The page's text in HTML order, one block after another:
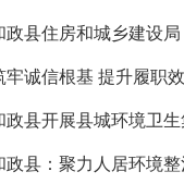
政县住房和城乡建设
牢诚信根基 提升履职
政县开展县城环境卫
政县：聚力人居环境